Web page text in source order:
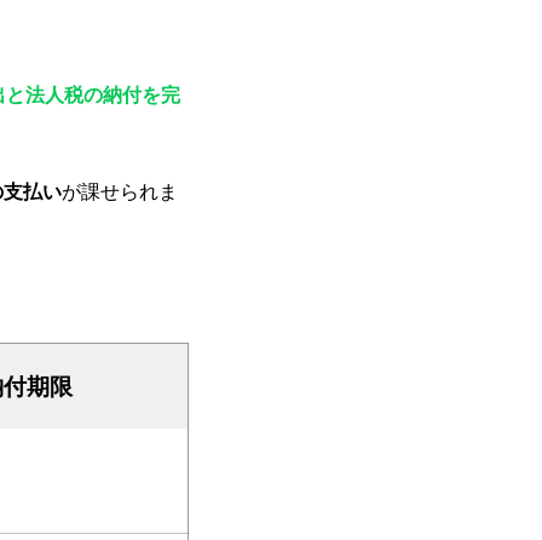
法人税の納付を完
払いが課せられま
期限